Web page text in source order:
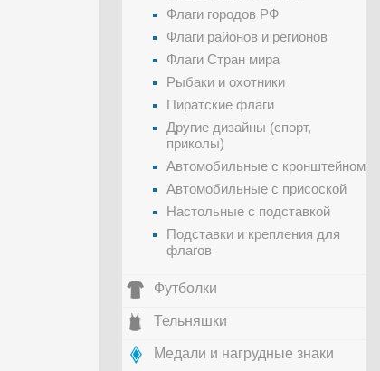
Флаги городов РФ
Флаги районов и регионов
Флаги Стран мира
Рыбаки и охотники
Пиратские флаги
Другие дизайны (спорт,
приколы)
Автомобильные с кронштейном
Автомобильные с присоской
Настольные с подставкой
Подставки и крепления для
флагов
Футболки
Тельняшки
Медали и нагрудные знаки